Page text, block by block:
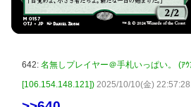
642: 名無しプレイヤー＠手札いっぱい。 (ｱ
[106.154.148.121]) 2025/10/10(金)